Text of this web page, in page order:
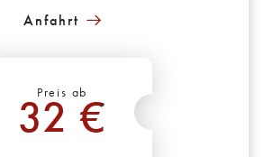
Anfahrt
Preis ab
32 €
*